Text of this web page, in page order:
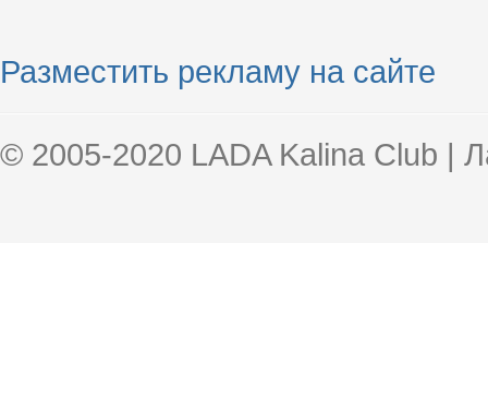
Разместить рекламу на сайте
© 2005-2020 LADA Kalina Club |